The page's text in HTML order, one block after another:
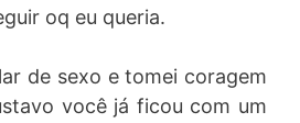
oq eu queria.
de sexo e tomei coragem
você já ficou com um